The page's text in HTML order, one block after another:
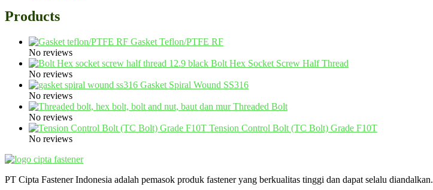
Products
Gasket Teflon/PTFE RF
No reviews
Bolt Hex Socket Screw Half Thread
No reviews
Gasket Spiral Wound SS316
No reviews
Threaded Bolt
No reviews
Tension Control Bolt (TC Bolt) Grade F10T
No reviews
PT Cipta Fastener Indonesia adalah pemasok produk fastener yang berkualitas tinggi dan dapat selalu diandalkan.